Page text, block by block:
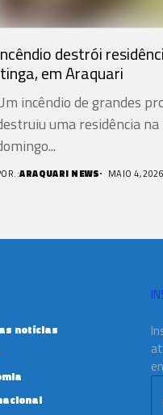
destrói
em Araquari
incêndio de grandes
uma residência
ARAQUARI NEWS MAIO 4, 2026
notícias